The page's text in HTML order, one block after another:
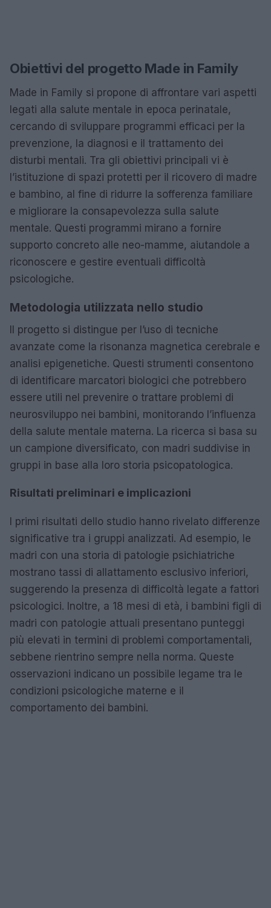
Obiettivi del progetto Made in Family
Made in Family si propone di affrontare vari aspetti
legati alla salute mentale in epoca perinatale,
cercando di sviluppare programmi efficaci per la
prevenzione, la diagnosi e il trattamento dei
disturbi mentali. Tra gli obiettivi principali vi è
l’istituzione di spazi protetti per il ricovero di madre
e bambino, al fine di ridurre la sofferenza familiare
e migliorare la consapevolezza sulla salute
mentale. Questi programmi mirano a fornire
supporto concreto alle neo-mamme, aiutandole a
riconoscere e gestire eventuali difficoltà
psicologiche.
Metodologia utilizzata nello studio
Il progetto si distingue per l’uso di tecniche
avanzate come la risonanza magnetica cerebrale e
analisi epigenetiche. Questi strumenti consentono
di identificare marcatori biologici che potrebbero
essere utili nel prevenire o trattare problemi di
neurosviluppo nei bambini, monitorando l’influenza
della salute mentale materna. La ricerca si basa su
un campione diversificato, con madri suddivise in
gruppi in base alla loro storia psicopatologica.
Risultati preliminari e implicazioni
I primi risultati dello studio hanno rivelato differenze
significative tra i gruppi analizzati. Ad esempio, le
madri con una storia di patologie psichiatriche
mostrano tassi di allattamento esclusivo inferiori,
suggerendo la presenza di difficoltà legate a fattori
psicologici. Inoltre, a 18 mesi di età, i bambini figli di
madri con patologie attuali presentano punteggi
più elevati in termini di problemi comportamentali,
sebbene rientrino sempre nella norma. Queste
osservazioni indicano un possibile legame tra le
condizioni psicologiche materne e il
comportamento dei bambini.